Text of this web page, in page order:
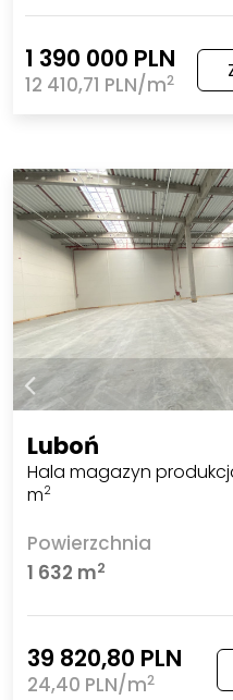
1 390 000 PLN
12 410,71 PLN/m2
Luboń
Hala magazyn
m2
Powierzchnia
1 632 m2
39 820,80 PLN
24,40 PLN/m2